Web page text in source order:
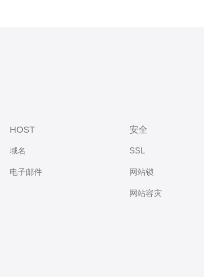
HOST
域名
电子邮件
安全
SSL
网站锁
网站容灾